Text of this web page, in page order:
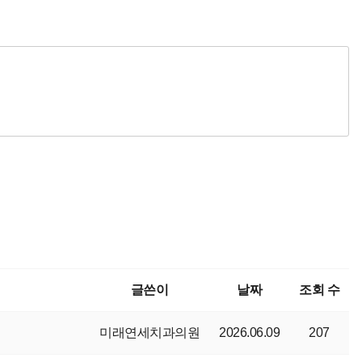
글쓴이 날짜 조회 수
미래연세치과의원 2026.06.09 207